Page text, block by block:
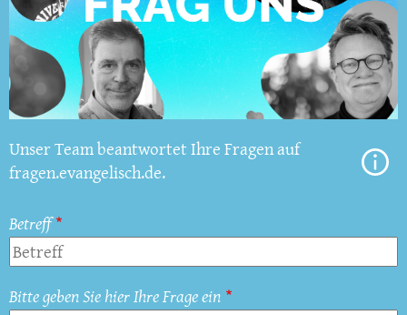
Unser Team beantwortet Ihre Fragen auf
fragen.evangelisch.de.
Betreff
Bitte geben Sie hier Ihre Frage ein